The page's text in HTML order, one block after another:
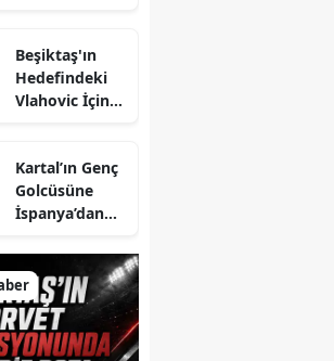
Beşiktaş'ın
Hedefindeki
Vlahovic İçin
Kartal’ın Genç
Golcüsüne
İspanya’dan